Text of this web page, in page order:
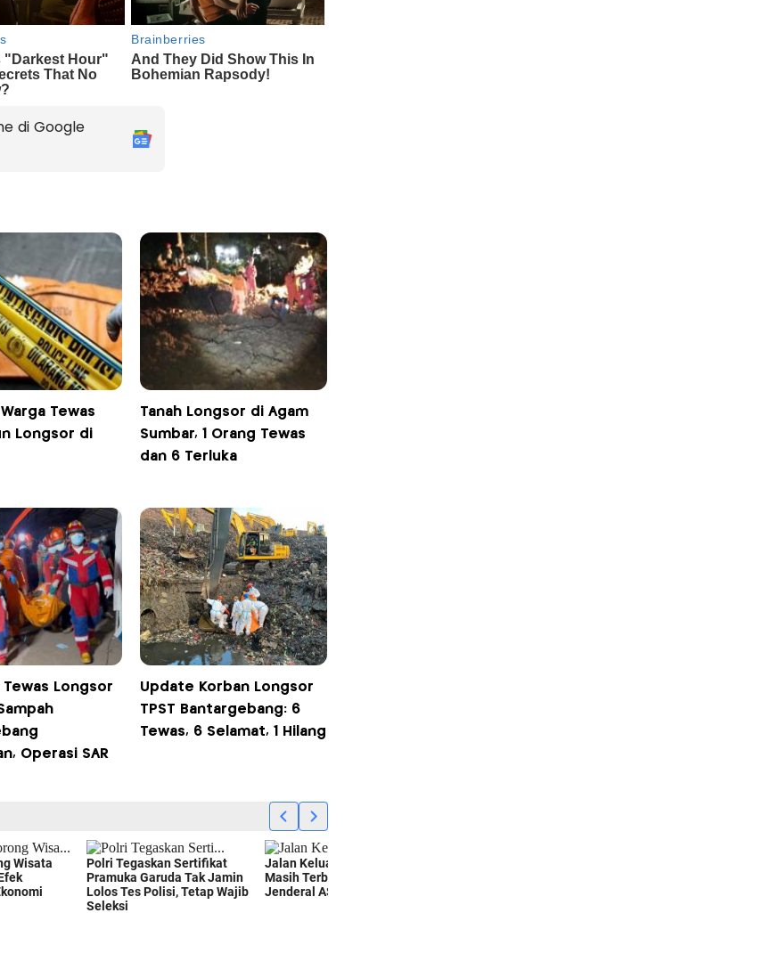
di Google
Tewas
Longsor di
Tanah Longsor di Agam
Sumbar, 1 Orang Tewas
dan 6 Terluka
Tewas Longsor
Operasi SAR
Update Korban Longsor
TPST Bantargebang: 6
Tewas, 6 Selamat, 1 Hilang